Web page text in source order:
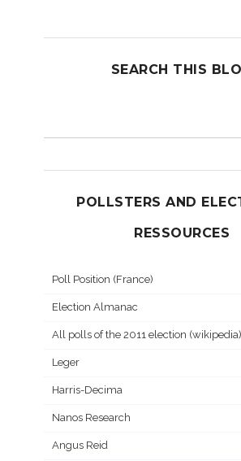
SEARCH THIS
POLLSTERS AND
RESSOURCES
Poll Position (France)
Election Almanac
All polls of the 2011 election (wikipedia)
Leger
Harris-Decima
Nanos Research
Angus Reid